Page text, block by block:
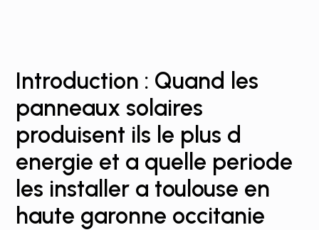
Introduction : Quand les
panneaux solaires
produisent ils le plus d
energie et a quelle periode
les installer a toulouse en
haute garonne occitanie